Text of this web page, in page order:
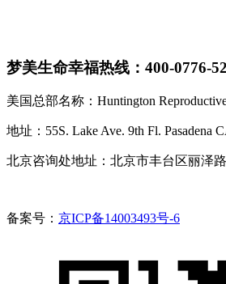
梦美生命幸福热线：400-0776-
美国总部名称：Huntington
地址：55S. Lake Ave. 9th Fl. Pasadena
北京咨询处地址：北京市丰台区丽泽
备案号： 京ICP备14003493号-6